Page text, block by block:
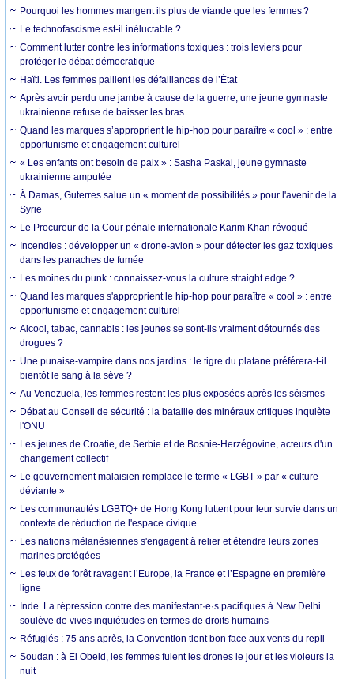
Pourquoi les hommes mangent ils plus de viande que les femmes ?
Le technofascisme est-il inéluctable ?
Comment lutter contre les informations toxiques : trois leviers pour
protéger le débat démocratique
Haïti. Les femmes pallient les défaillances de l’État
Après avoir perdu une jambe à cause de la guerre, une jeune gymnaste
ukrainienne refuse de baisser les bras
Quand les marques s’approprient le hip-hop pour paraître « cool » : entre
opportunisme et engagement culturel
« Les enfants ont besoin de paix » : Sasha Paskal, jeune gymnaste
ukrainienne amputée
À Damas, Guterres salue un « moment de possibilités » pour l'avenir de la
Syrie
Le Procureur de la Cour pénale internationale Karim Khan révoqué
Incendies : développer un « drone-avion » pour détecter les gaz toxiques
dans les panaches de fumée
Les moines du punk : connaissez-vous la culture straight edge ?
Quand les marques s'approprient le hip-hop pour paraître « cool » : entre
opportunisme et engagement culturel
Alcool, tabac, cannabis : les jeunes se sont-ils vraiment détournés des
drogues ?
Une punaise-vampire dans nos jardins : le tigre du platane préférera-t-il
bientôt le sang à la sève ?
Au Venezuela, les femmes restent les plus exposées après les séismes
Débat au Conseil de sécurité : la bataille des minéraux critiques inquiète
l'ONU
Les jeunes de Croatie, de Serbie et de Bosnie-Herzégovine, acteurs d'un
changement collectif
Le gouvernement malaisien remplace le terme « LGBT » par « culture
déviante »
Les communautés LGBTQ+ de Hong Kong luttent pour leur survie dans un
contexte de réduction de l'espace civique
Les nations mélanésiennes s'engagent à relier et étendre leurs zones
marines protégées
Les feux de forêt ravagent l’Europe, la France et l’Espagne en première
ligne
Inde. La répression contre des manifestant·e·s pacifiques à New Delhi
soulève de vives inquiétudes en termes de droits humains
Réfugiés : 75 ans après, la Convention tient bon face aux vents du repli
Soudan : à El Obeid, les femmes fuient les drones le jour et les violeurs la
nuit